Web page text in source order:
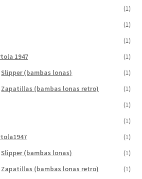
(1)
(1)
(1)
1947
(1)
Slipper (bambas lonas)
(1)
Zapatillas (bambas lonas retro)
(1)
(1)
(1)
(1)
Slipper (bambas lonas)
(1)
Zapatillas (bambas lonas retro)
(1)